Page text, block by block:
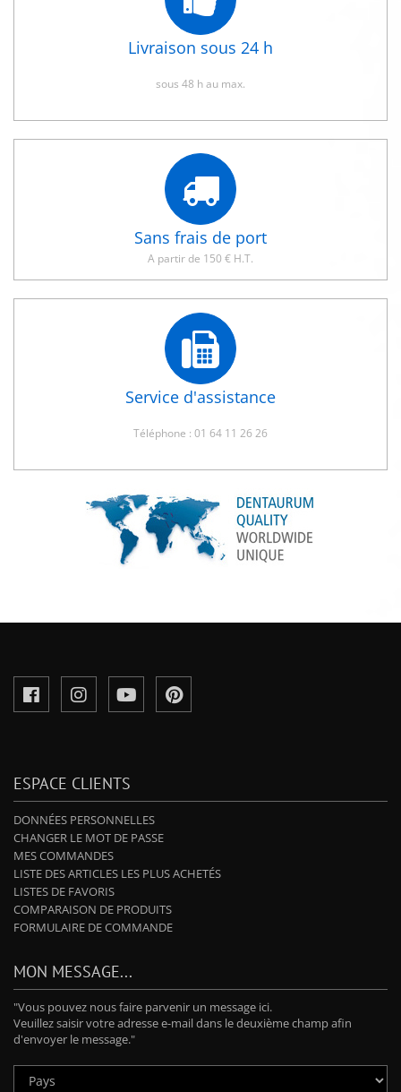
Livraison sous 24 h
sous 48 h au max.
Sans frais de port
A partir de 150 € H.T.
Service d'assistance
Téléphone : 01 64 11 26 26
ESPACE CLIENTS
DONNÉES PERSONNELLES
CHANGER LE MOT DE PASSE
MES COMMANDES
LISTE DES ARTICLES LES PLUS ACHETÉS
LISTES DE FAVORIS
COMPARAISON DE PRODUITS
FORMULAIRE DE COMMANDE
MON MESSAGE...
"Vous pouvez nous faire parvenir un message ici.
Veuillez saisir votre adresse e-mail dans le deuxième champ afin
d'envoyer le message."